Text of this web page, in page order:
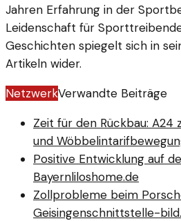
Jahren Erfahrung in der
Leidenschaft für
Geschichten spiegelt sich in
Artikeln wider.
NetzwerkVerwandte Beiträge
Zeit für den Rückbau: A24
und Wöbbelin
Positive Entwicklung auf
Bayernliloshome.de
Zollprobleme beim
Geisingenschnittstelle-